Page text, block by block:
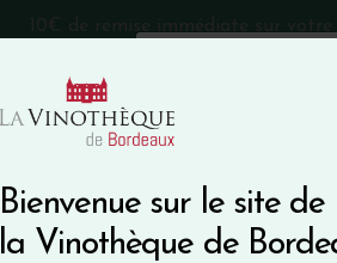
Bienvenue sur le site de
la Vinothèque de
VinoBlog